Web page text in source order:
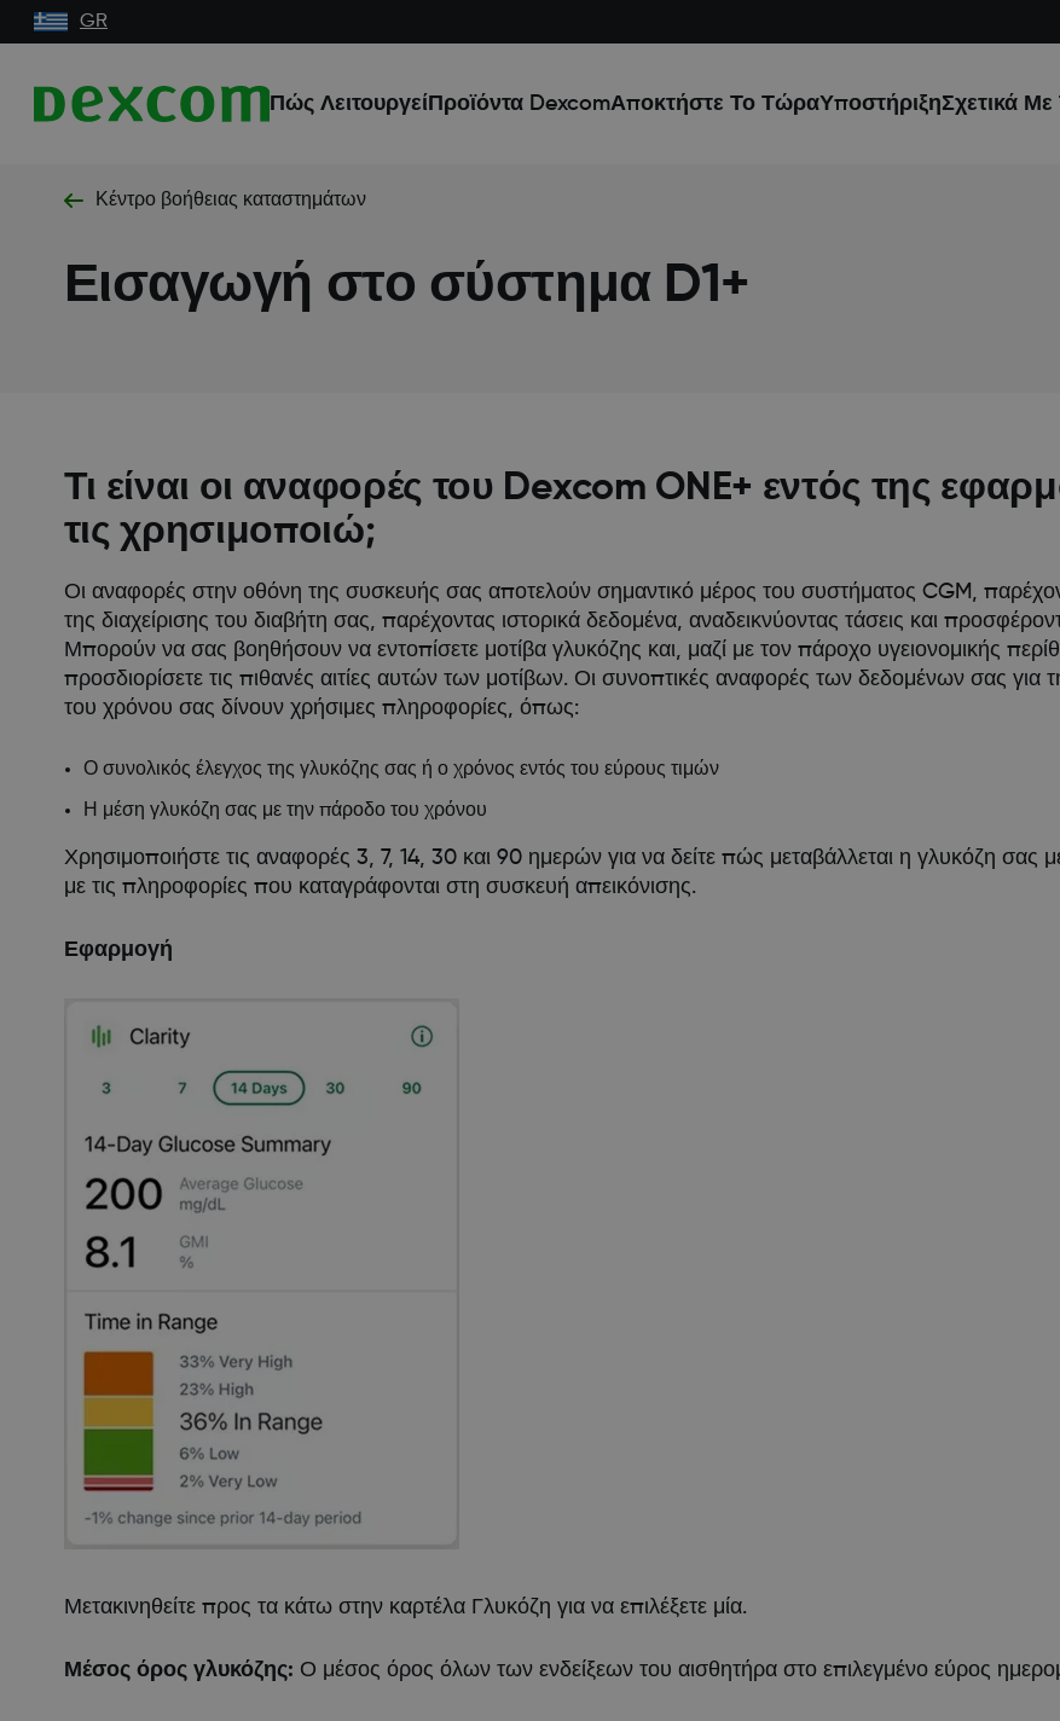
GR
Πώς Λειτουργεί Προϊόντα DexcomΑποκτήστε Το ΤώραΥποστήριξηΣχετικά
Κέντρο βοήθειας καταστημάτων
Εισαγωγή στο σύστημα D1+
Τι είναι οι αναφορές του Dexcom ONE+ εντός της
τις χρησιμοποιώ;
Οι αναφορές στην οθόνη της συσκευής σας αποτελούν σημαντικό μέρος του συστήματος CGM,
της διαχείρισης του διαβήτη σας, παρέχοντας ιστορικά δεδομένα, αναδεικνύοντας τάσεις και
Μπορούν να σας βοηθήσουν να εντοπίσετε μοτίβα γλυκόζης και, μαζί με τον πάροχο υγειονομικής
προσδιορίσετε τις πιθανές αιτίες αυτών των μοτίβων. Οι συνοπτικές αναφορές των δεδομένων σας για
του χρόνου σας δίνουν χρήσιμες πληροφορίες, όπως:
Ο συνολικός έλεγχος της γλυκόζης σας ή ο χρόνος εντός του εύρους τιμών
Η μέση γλυκόζη σας με την πάροδο του χρόνου
Χρησιμοποιήστε τις αναφορές 3, 7, 14, 30 και 90 ημερών για να δείτε πώς μεταβάλλεται η γλυκόζη σας
με τις πληροφορίες που καταγράφονται στη συσκευή απεικόνισης.
Εφαρμογή
Μετακινηθείτε προς τα κάτω στην καρτέλα Γλυκόζη για να επιλέξετε μία.
Μέσος όρος γλυκόζης: Ο μέσος όρος όλων των ενδείξεων του αισθητήρα στο επιλεγμένο εύρος